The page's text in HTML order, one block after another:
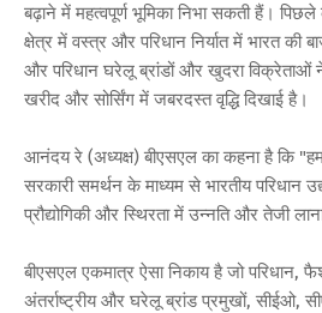
बढ़ाने में महत्वपूर्ण भूमिका निभा सकती हैं।
क्षेत्र में वस्त्र और परिधान निर्यात में भारत की
और परिधान घरेलू ब्रांडों और खुदरा विक्रेताओं
खरीद और सोर्सिंग में जबरदस्त वृद्धि दिखाई है।
आनंदय रे (अध्यक्ष) बीएसएल का कहना है कि
सरकारी समर्थन के माध्यम से भारतीय परिधान
प्रौद्योगिकी और स्थिरता में उन्नति और तेजी
बीएसएल एकमात्र ऐसा निकाय है जो परिधान,
अंतर्राष्ट्रीय और घरेलू ब्रांड प्रमुखों, सीईओ,